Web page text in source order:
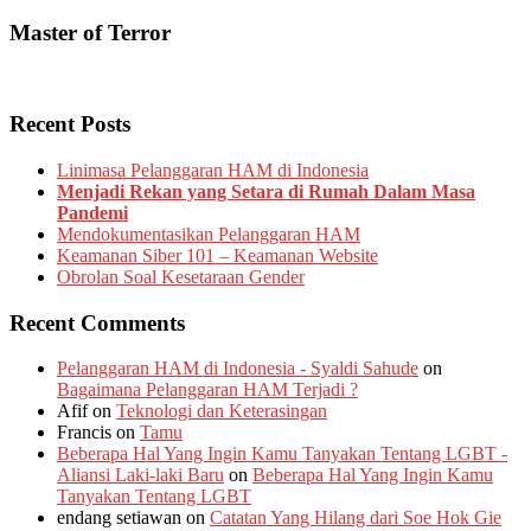
Master of Terror
Recent Posts
Linimasa Pelanggaran HAM di Indonesia
Menjadi Rekan yang Setara di Rumah Dalam Masa
Pandemi
Mendokumentasikan Pelanggaran HAM
Keamanan Siber 101 – Keamanan Website
Obrolan Soal Kesetaraan Gender
Recent Comments
Pelanggaran HAM di Indonesia - Syaldi Sahude on
Bagaimana Pelanggaran HAM Terjadi ?
Afifon Teknologi dan Keterasingan
Francis on Tamu
Beberapa Hal Yang Ingin Kamu Tanyakan Tentang LGBT -
Aliansi Laki-laki Baru on Beberapa Hal Yang Ingin Kamu
Tanyakan Tentang LGBT
endang setiawan on Catatan Yang Hilang dari Soe Hok Gie